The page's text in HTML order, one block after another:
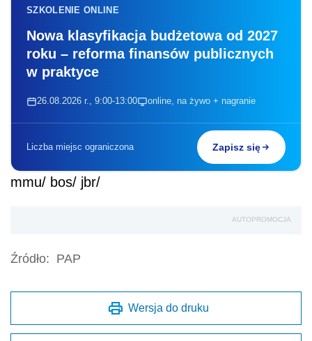
SZKOLENIE ONLINE
Nowa klasyfikacja budżetowa od 2027
roku – reforma finansów publicznych
w praktyce
26.08.2026 r., 9:00-13:00 online, na żywo + nagranie
Liczba miejsc ograniczona Zapisz się
mmu/ bos/ jbr/
AUTOPROMOCJA
Źródło: PAP
Wersja do druku